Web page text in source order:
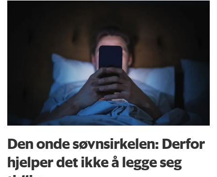
Den onde søvnsirkelen: Derfor
hjelper det ikke å legge seg